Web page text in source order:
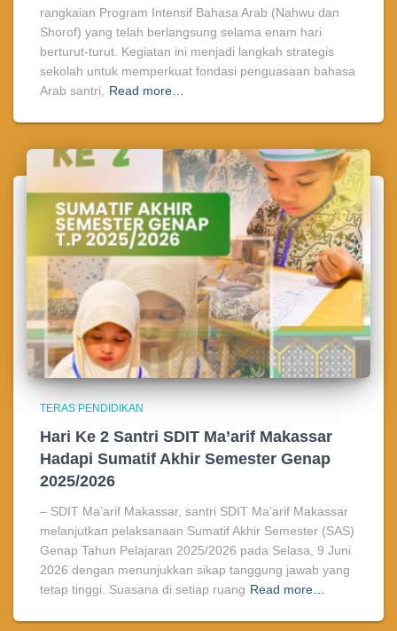
rangkaian Program Intensif Bahasa Arab (Nahwu dan
Shorof) yang telah berlangsung selama enam hari
berturut-turut. Kegiatan ini menjadi langkah strategis
sekolah untuk memperkuat fondasi penguasaan bahasa
Arab santri,
Read more…
TERAS PENDIDIKAN
Hari Ke 2 Santri SDIT Ma’arif Makassar
Hadapi Sumatif Akhir Semester Genap
2025/2026
– SDIT Ma’arif Makassar, santri SDIT Ma’arif Makassar
melanjutkan pelaksanaan Sumatif Akhir Semester (SAS)
Genap Tahun Pelajaran 2025/2026 pada Selasa, 9 Juni
2026 dengan menunjukkan sikap tanggung jawab yang
tetap tinggi. Suasana di setiap ruang Read more…